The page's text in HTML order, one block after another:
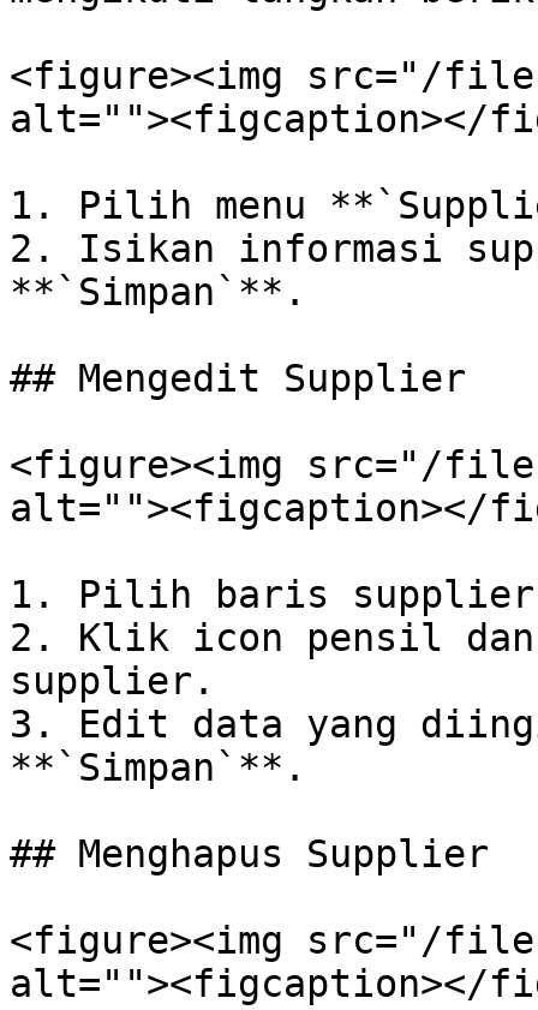
<figure><img src="/files/
alt=""><figcaption></
1. Pilih menu
2. Isikan informasi
**`Simpan`**.
## Mengedit Supplier
<figure><img src="/
alt=""><figcaption></
1. Pilih baris supplier
2. Klik icon pensil dan
supplier.
3. Edit data yang
**`Simpan`**.
## Menghapus Supplier
<figure><img src="/files/
alt=""><figcaption></